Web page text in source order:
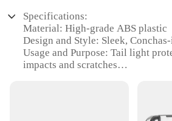
Specifications:
Material: High-grade ABS plastic
Design and Style: Sleek,
Usage and Purpose: Tail light
impacts and scratches